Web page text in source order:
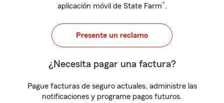
aplicación móvil de State Farm®.
Presente un reclamo
¿Necesita pagar una factura?
Pague facturas de seguro actuales, administre las
notificaciones y programe pagos futuros.